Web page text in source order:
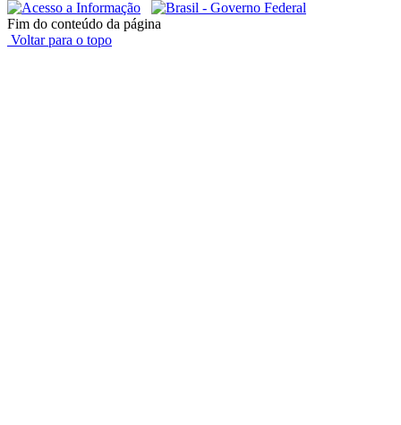
Fim do conteúdo da página
Voltar para o topo